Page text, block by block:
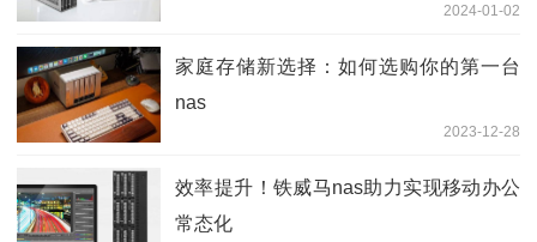
2024-01-02
家庭存储新选择：如何选购你的第一台
nas
2023-12-28
效率提升！铁威马nas助力实现移动办公
常态化